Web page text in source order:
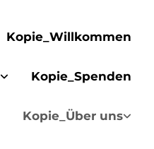
Kopie_Willkommen
Kopie_Spenden
Kopie_Über uns